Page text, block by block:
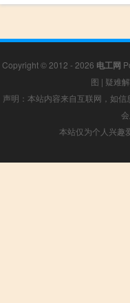
Copyright © 2012 - 2026 电工网
图 | 疑难
声明：本站内容来自互联网，如
本站仅为个人兴趣